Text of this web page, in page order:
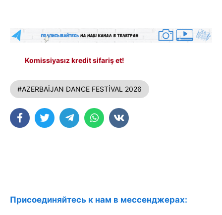
Komissiyasız kredit sifariş et!
#AZERBAİJAN DANCE FESTİVAL 2026
Присоединяйтесь к нам в мессенджерах: